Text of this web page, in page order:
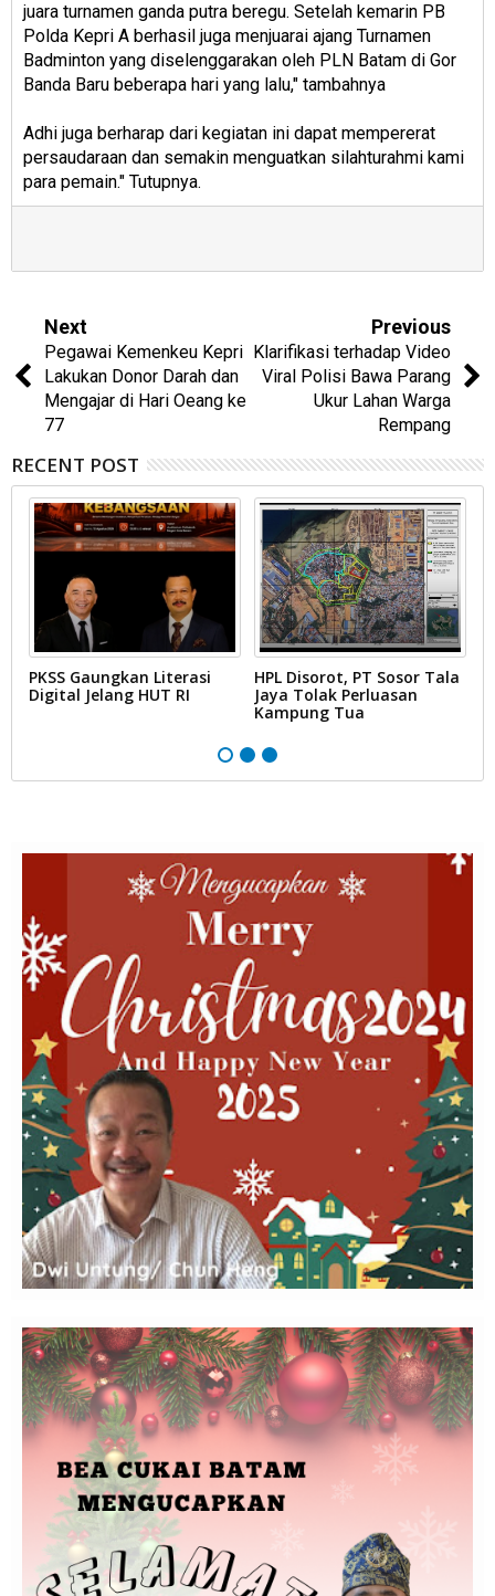
juara turnamen ganda putra beregu. Setelah kemarin PB
Polda Kepri A berhasil juga menjuarai ajang Turnamen
Badminton yang diselenggarakan oleh PLN Batam di Gor
Banda Baru beberapa hari yang lalu," tambahnya
Adhi juga berharap dari kegiatan ini dapat mempererat
persaudaraan dan semakin menguatkan silahturahmi kami
para pemain." Tutupnya.
Next
Pegawai Kemenkeu Kepri
Lakukan Donor Darah dan
Mengajar di Hari Oeang ke
77
Previous
Klarifikasi terhadap Video
Viral Polisi Bawa Parang
Ukur Lahan Warga
Rempang
RECENT POST
PKSS Gaungkan Literasi
Digital Jelang HUT RI
HPL Disorot, PT Sosor Tala
Jaya Tolak Perluasan
Kampung Tua